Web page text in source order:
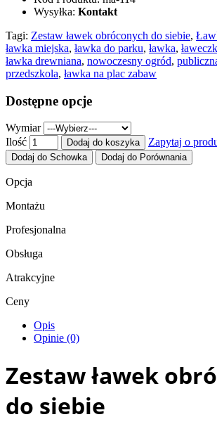
Wysyłka: Kontakt
Tagi: Zestaw ławek obróconych do siebie,
ławka miejska, ławka do parku, ławka,
ławka drewniana, nowoczesny ogród,
przedszkola, ławka na plac zabaw
Dostępne opcje
Wymiar
Ilość
Dodaj do koszyka Zapytaj o
Dodaj do Schowka Dodaj do Porównania
Opcja
Montażu
Profesjonalna
Obsługa
Atrakcyjne
Ceny
Opis
Opinie (0)
Zestaw ławek
do siebie